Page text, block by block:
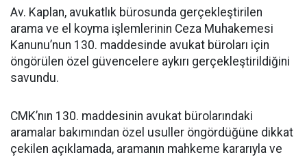
Av. Kaplan, avukatlık bürosunda gerçekleştirilen
arama ve el koyma işlemlerinin Ceza Muhakemesi
Kanunu’nun 130. maddesinde avukat büroları için
öngörülen özel güvencelere aykırı gerçekleştirildiğini
savundu.
CMK’nın 130. maddesinin avukat bürolarındaki
aramalar bakımından özel usuller öngördüğüne dikkat
çekilen açıklamada, aramanın mahkeme kararıyla ve